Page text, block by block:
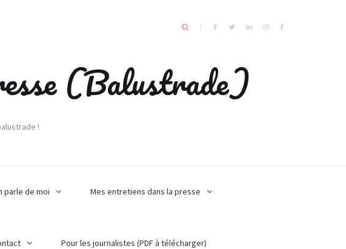
(Balustrade)
!
parle de moi Mes entretiens dans la presse
Pour les journalistes (PDF à télécharger)